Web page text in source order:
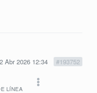
Abr 2026 12:34 #193752
LÍNEA